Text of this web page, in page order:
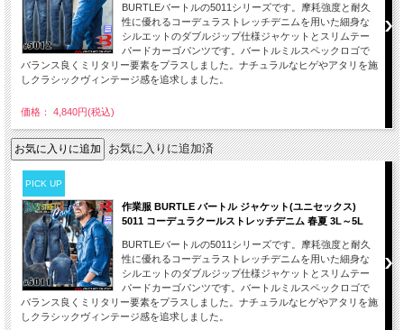
BURTLEバートルの5011シリーズです。摩耗強度と耐久
性に優れるコーデュラストレッチデニムを用いた細身な
シルエットのダブルジップ仕様ジャケットとスリムテー
パードカーゴパンツです。バートルミルスペックロゴで
バランス良くミリタリー要素をプラスしました。ナチュラルなヒゲやアタリを施
しクラシックヴィンテージ感を追求しました。
価格： 4,840円(税込)
お気に入りに追加済
PICK UP
作業服 BURTLE バートル ジャケット(ユニセックス)
5011 コーデュラクールストレッチデニム 春夏 3L～5L
BURTLEバートルの5011シリーズです。摩耗強度と耐久
性に優れるコーデュラストレッチデニムを用いた細身な
シルエットのダブルジップ仕様ジャケットとスリムテー
パードカーゴパンツです。バートルミルスペックロゴで
バランス良くミリタリー要素をプラスしました。ナチュラルなヒゲやアタリを施
しクラシックヴィンテージ感を追求しました。